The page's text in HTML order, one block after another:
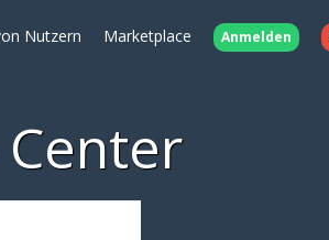
Nutzern Marketplace Anmelden